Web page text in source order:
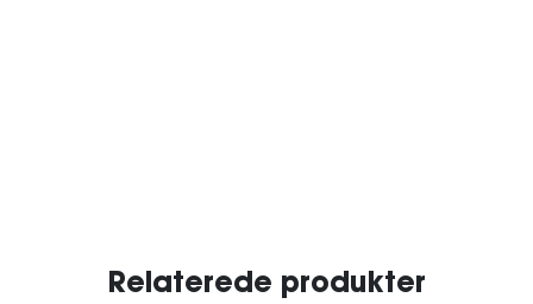
Relaterede produkter